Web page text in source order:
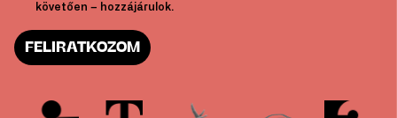
követően – hozzájárulok.
FELIRATKOZOM